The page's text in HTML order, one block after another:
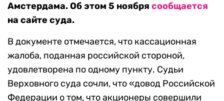
Амстердама. Об этом 5 ноября сообщается
на сайте суда.
В документе отмечается, что кассационная
жалоба, поданная российской стороной,
удовлетворена по одному пункту. Судьи
Верховного суда сочли, что «довод Российской
Федерации о том, что акционеры совершили